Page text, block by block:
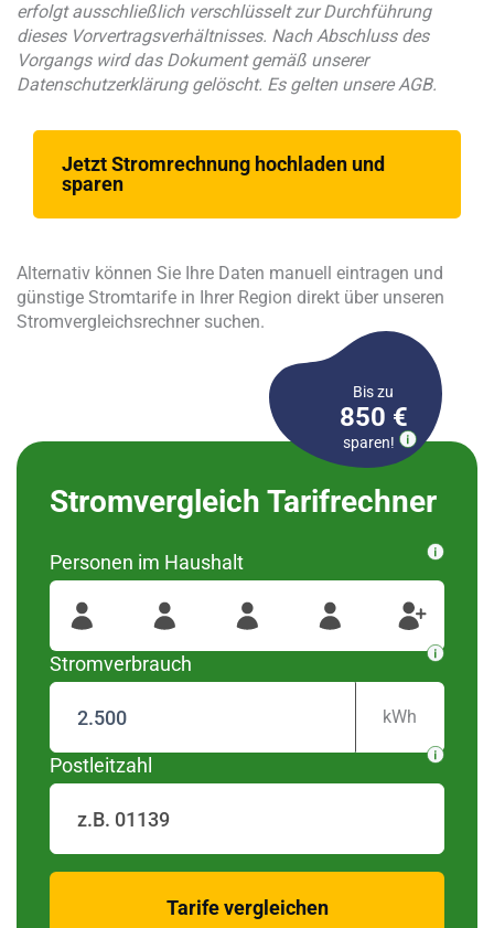
erfolgt ausschließlich verschlüsselt zur Durchführung
dieses Vorvertragsverhältnisses. Nach Abschluss des
Vorgangs wird das Dokument gemäß unserer
Datenschutzerklärung gelöscht. Es gelten unsere AGB.
Jetzt Stromrechnung hochladen und
sparen
Alternativ können Sie Ihre Daten manuell eintragen und
günstige Stromtarife in Ihrer Region direkt über unseren
Stromvergleichsrechner suchen.
Stromvergleich Tarifrechner
Bis zu
850 €
sparen!
Personen im Haushalt
Stromverbrauch
kWh
Postleitzahl
Tarife vergleichen
Bitte wählen Sie Ihren
Ortsteil aus
Für Ihre Postleitzahl
#####
wurden diese Regionen
gefunden